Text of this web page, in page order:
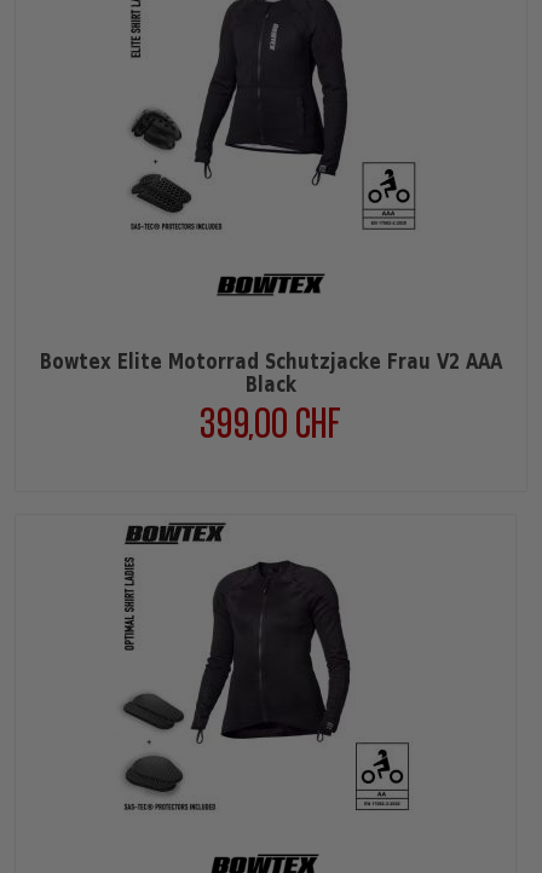
Bowtex Elite Motorrad Schutzjacke Frau V2 AAA
Black
399,00 CHF